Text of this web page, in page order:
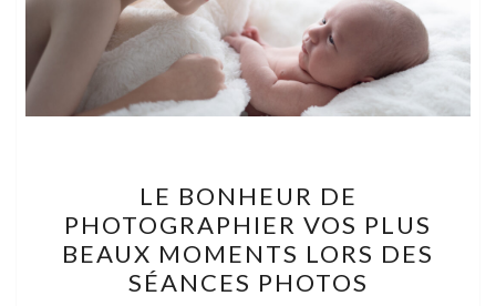
BONHEUR
DE
PHOTOGRAPHIER
VOS
LE BONHEUR DE
PHOTOGRAPHIER VOS PLUS
BEAUX MOMENTS LORS DES
SÉANCES PHOTOS